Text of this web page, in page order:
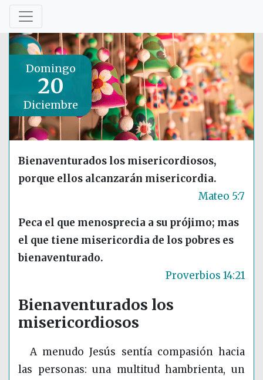
Domingo
20
Diciembre
Bienaventurados los misericordiosos,
porque ellos alcanzarán misericordia.
Mateo 5:7
Peca el que menosprecia a su prójimo; mas
el que tiene misericordia de los pobres es
bienaventurado.
Proverbios 14:21
Bienaventurados los
misericordiosos
A menudo Jesús sentía compasión hacia
las personas: una multitud hambrienta, un